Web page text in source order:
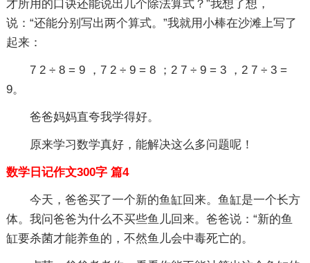
才所用的口诀还能说出几个除法算式？”我想了想，
说：“还能分别写出两个算式。”我就用小棒在沙滩上写了
起来：
7 2 ÷ 8 = 9 ，7 2 ÷ 9 = 8 ；2 7 ÷ 9 = 3 ，2 7 ÷ 3 =
9。
爸爸妈妈直夸我学得好。
原来学习数学真好，能解决这么多问题呢！
数学日记作文300字 篇4
今天，爸爸买了一个新的鱼缸回来。鱼缸是一个长方
体。我问爸爸为什么不买些鱼儿回来。爸爸说：“新的鱼
缸要杀菌才能养鱼的，不然鱼儿会中毒死亡的。